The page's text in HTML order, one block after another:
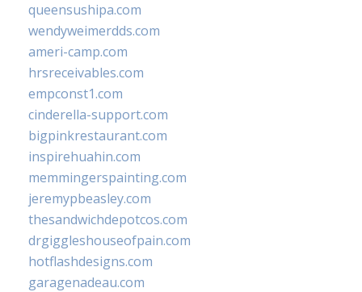
queensushipa.com
wendyweimerdds.com
ameri-camp.com
hrsreceivables.com
empconst1.com
cinderella-support.com
bigpinkrestaurant.com
inspirehuahin.com
memmingerspainting.com
jeremypbeasley.com
thesandwichdepotcos.com
drgiggleshouseofpain.com
hotflashdesigns.com
garagenadeau.com